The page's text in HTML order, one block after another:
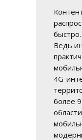
Ведь
4G-
более